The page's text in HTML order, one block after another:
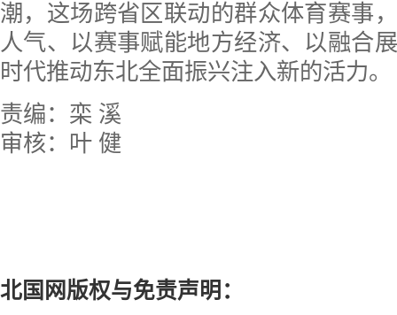
潮，这场跨省区联动的群众体育赛事
人气、以赛事赋能地方经济、以融合
时代推动东北全面振兴注入新的活力。
责编：栾 溪
审核：叶 健
北国网版权与免责声明：